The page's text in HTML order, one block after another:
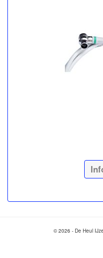
© 2026 - De Heul